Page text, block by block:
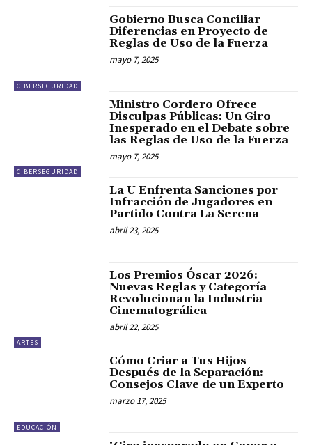
CIBERSEGURIDAD
Gobierno Busca Conciliar
Diferencias en Proyecto de
Reglas de Uso de la Fuerza
mayo 7, 2025
CIBERSEGURIDAD
Ministro Cordero Ofrece
Disculpas Públicas: Un Giro
Inesperado en el Debate sobre
las Reglas de Uso de la Fuerza
mayo 7, 2025
La U Enfrenta Sanciones por
Infracción de Jugadores en
Partido Contra La Serena
abril 23, 2025
ARTES
Los Premios Óscar 2026:
Nuevas Reglas y Categoría
Revolucionan la Industria
Cinematográfica
abril 22, 2025
EDUCACIÓN
Cómo Criar a Tus Hijos
Después de la Separación:
Consejos Clave de un Experto
marzo 17, 2025